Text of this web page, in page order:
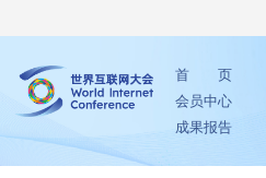
首 页
会员中心
成果报告